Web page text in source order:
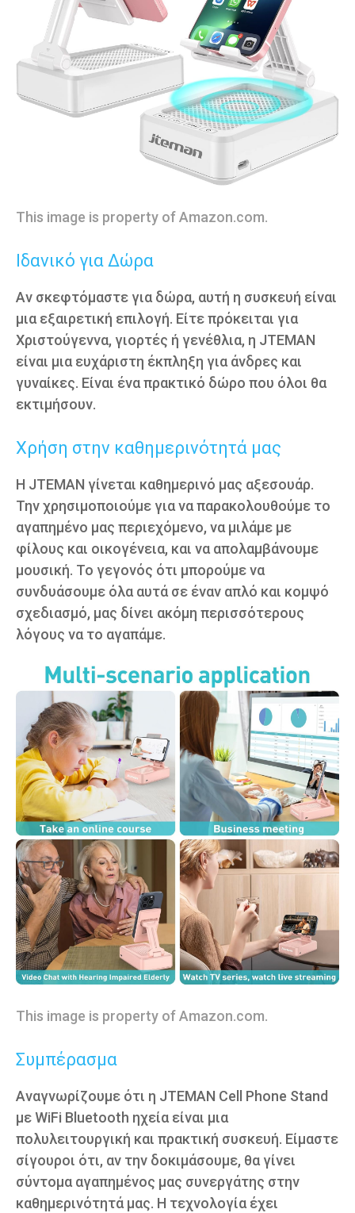
This image is property of Amazon.com.
Ιδανικό για Δώρα
Αν σκεφτόμαστε για δώρα, αυτή η συσκευή είναι
μια εξαιρετική επιλογή. Είτε πρόκειται για
Χριστούγεννα, γιορτές ή γενέθλια, η JTEMAN
είναι μια ευχάριστη έκπληξη για άνδρες και
γυναίκες. Είναι ένα πρακτικό δώρο που όλοι θα
εκτιμήσουν.
Χρήση στην καθημερινότητά μας
Η JTEMAN γίνεται καθημερινό μας αξεσουάρ.
Την χρησιμοποιούμε για να παρακολουθούμε το
αγαπημένο μας περιεχόμενο, να μιλάμε με
φίλους και οικογένεια, και να απολαμβάνουμε
μουσική. Το γεγονός ότι μπορούμε να
συνδυάσουμε όλα αυτά σε έναν απλό και κομψό
σχεδιασμό, μας δίνει ακόμη περισσότερους
λόγους να το αγαπάμε.
This image is property of Amazon.com.
Συμπέρασμα
Αναγνωρίζουμε ότι η JTEMAN Cell Phone Stand
με WiFi Bluetooth ηχεία είναι μια
πολυλειτουργική και πρακτική συσκευή. Είμαστε
σίγουροι ότι, αν την δοκιμάσουμε, θα γίνει
σύντομα αγαπημένος μας συνεργάτης στην
καθημερινότητά μας. Η τεχνολογία έχει